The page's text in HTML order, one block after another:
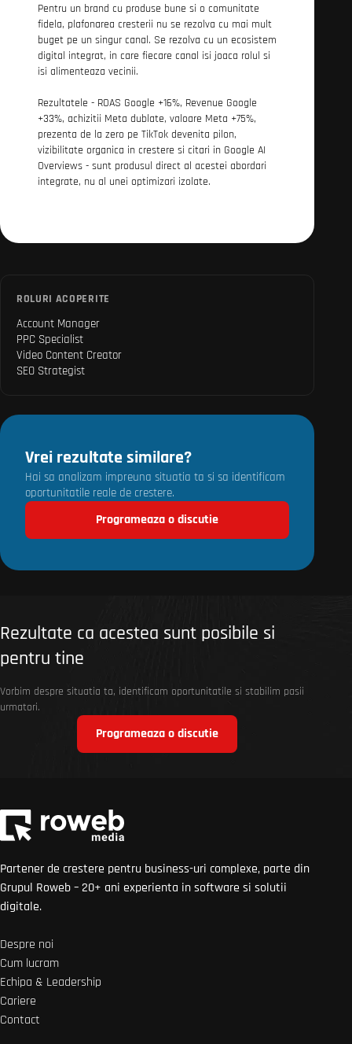
Pentru un brand cu produse bune si o comunitate
fidela, plafonarea cresterii nu se rezolva cu mai mult
buget pe un singur canal. Se rezolva cu un ecosistem
digital integrat, in care fiecare canal isi joaca rolul si
isi alimenteaza vecinii.
Rezultatele - ROAS Google +16%, Revenue Google
+33%, achizitii Meta dublate, valoare Meta +75%,
prezenta de la zero pe TikTok devenita pilon,
vizibilitate organica in crestere si citari in Google AI
Overviews - sunt produsul direct al acestei abordari
integrate, nu al unei optimizari izolate.
ROLURI ACOPERITE
Account Manager
PPC Specialist
Video Content Creator
SEO Strategist
Vrei rezultate similare?
Hai sa analizam impreuna situatia ta si sa identificam
oportunitatile reale de crestere.
Programeaza o discutie
Rezultate ca acestea sunt posibile si
pentru tine
Vorbim despre situatia ta, identificam oportunitatile si stabilim pasii
urmatori.
Programeaza o discutie
Partener de crestere pentru business-uri complexe, parte din
Grupul Roweb – 20+ ani experienta in software si solutii
digitale.
Despre noi
Cum lucram
Echipa & Leadership
Cariere
Contact